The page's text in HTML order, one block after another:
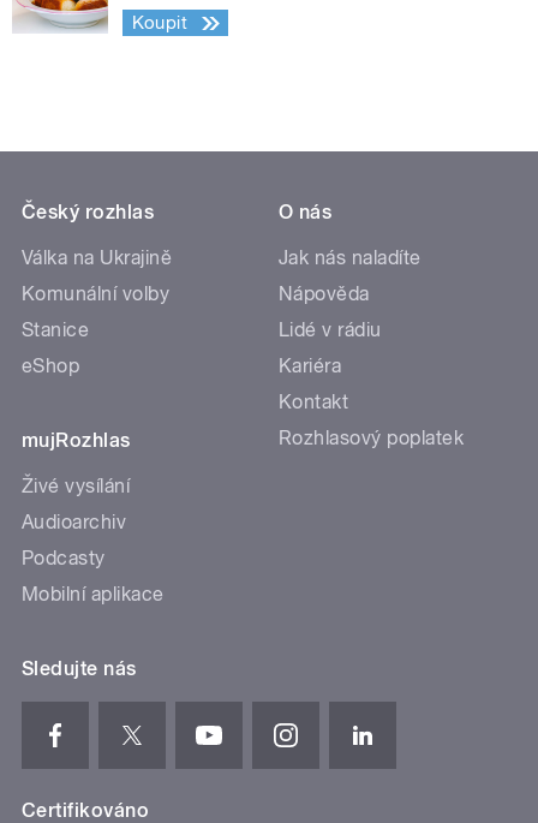
Koupit
Český rozhlas
Válka na Ukrajině
Komunální volby
Stanice
eShop
mujRozhlas
Živé vysílání
Audioarchiv
Podcasty
Mobilní aplikace
O nás
Jak nás naladíte
Nápověda
Lidé v rádiu
Kariéra
Kontakt
Rozhlasový poplatek
Sledujte nás
Certifikováno